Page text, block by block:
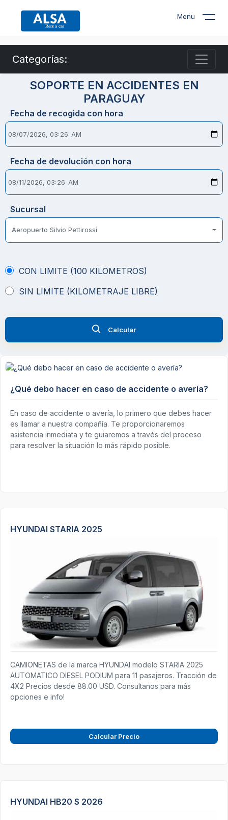
Menu
Categorías:
SOPORTE EN ACCIDENTES EN
PARAGUAY
Fecha de recogida con hora
Fecha de devolución con hora
Sucursal
Aeropuerto Silvio Pettirossi
CON LIMITE (100 KILOMETROS)
SIN LIMITE (KILOMETRAJE LIBRE)
Calcular
¿Qué debo hacer en caso de accidente o avería?
En caso de accidente o avería, lo primero que debes hacer
es llamar a nuestra compañía. Te proporcionaremos
asistencia inmediata y te guiaremos a través del proceso
para resolver la situación lo más rápido posible.
HYUNDAI STARIA 2025
CAMIONETAS de la marca HYUNDAI modelo STARIA 2025
AUTOMATICO DIESEL PODIUM para 11 pasajeros. Tracción de
4X2 Precios desde 88.00 USD. Consultanos para más
opciones e info!
Calcular Precio
HYUNDAI HB20 S 2026